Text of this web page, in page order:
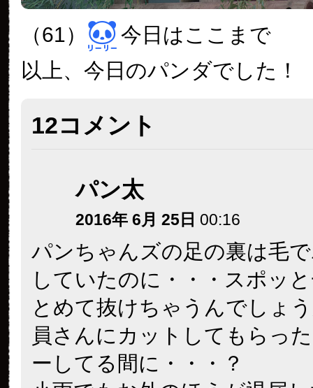
（61）
今日はここまで
以上、今日のパンダでした！
12コメント
パン太
2016年 6月 25日 00:16
パンちゃんズの足の裏は毛
していたのに・・・スポッ
とめて抜けちゃうんでしょ
員さんにカットしてもらっ
ーしてる間に・・・？